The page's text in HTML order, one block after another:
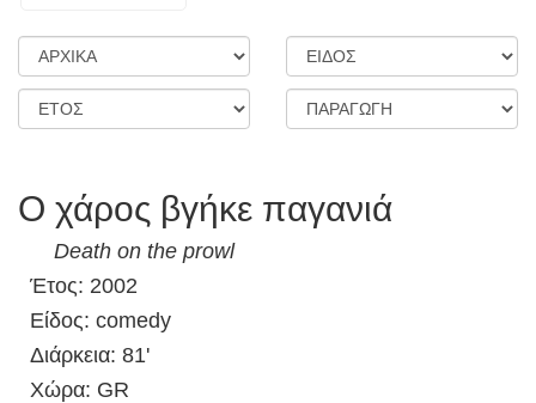
Ο χάρος βγήκε παγανιά
Death on the prowl
Έτος: 2002
Είδος: comedy
Διάρκεια: 81'
Χώρα: GR